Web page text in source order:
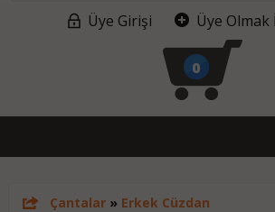
Üye Girişi Üye
0
Çantalar» Erkek Cüzdan